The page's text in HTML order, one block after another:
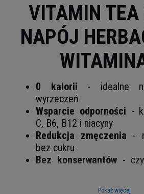
VITAMIN TEA
NAPÓJ
0 kalorii - idealne
wyrzeczeń
Wsparcie odporności -
C, B6, B12 i niacyny
Redukcja zmęczenia -
bez cukru
Bez konserwantów-
Opakowanie zbiorcze
Pokaż więcej